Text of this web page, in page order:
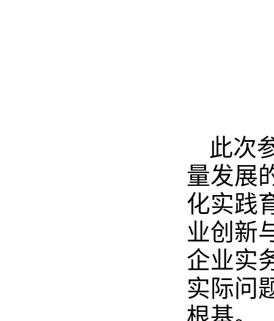
此次
量发展
化实践
业创新
企业实
实际问